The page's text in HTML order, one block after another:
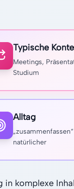
Typische
Meetings,
Studium
Alltag
natürlicher
komplexe